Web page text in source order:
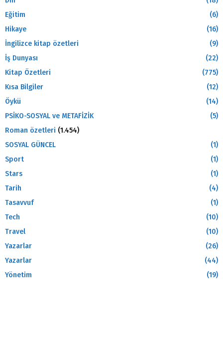
Eğitim
(6)
Hikaye
(16)
İngilizce kitap özetleri
(9)
İş Dunyası
(22)
Kitap Özetleri
(775)
Kısa Bilgiler
(12)
Öykü
(14)
PSİKO-SOSYAL ve METAFİZİK
(5)
Roman özetleri (1.454)
SOSYAL GÜNCEL
(1)
Sport
(1)
Stars
(1)
Tarih
(4)
Tasavvuf
(1)
Tech
(10)
Travel
(10)
Yazarlar
(26)
Yazarlar
(44)
Yönetim
(19)